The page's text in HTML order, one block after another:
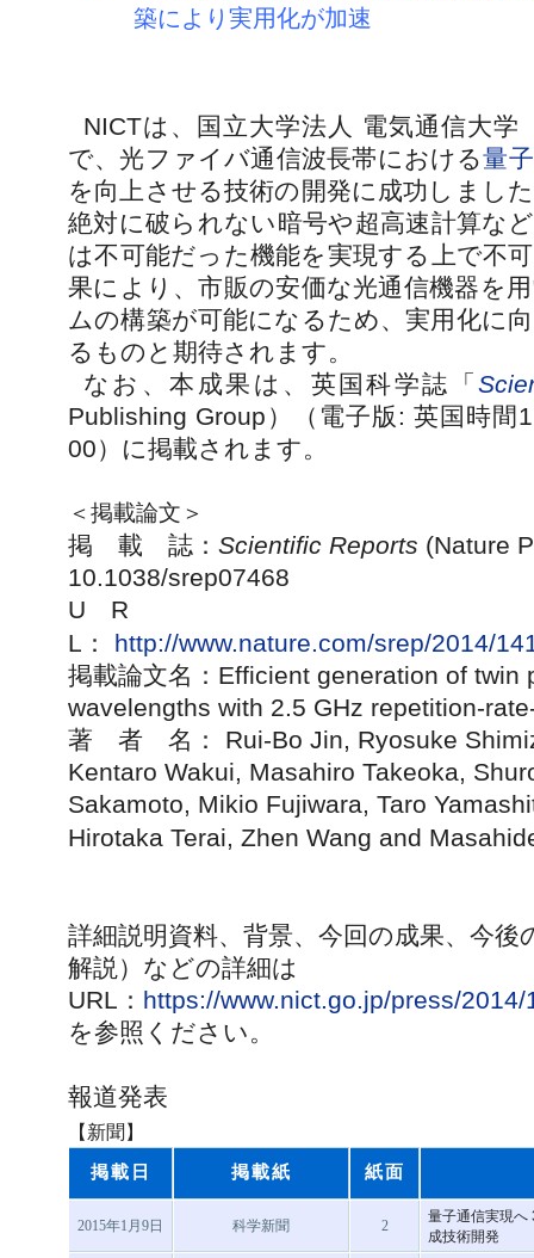
築により実用化が加速
NICTは、国立大学法人 電気通信大学
で、光ファイバ通信波長帯における量
を向上させる技術の開発に成功しまし
絶対に破られない暗号や超高速計算な
は不可能だった機能を実現する上で不
果により、市販の安価な光通信機器を
ムの構築が可能になるため、実用化に
るものと期待されます。
なお、本成果は、英国科学誌「
Publishing Group）（電子版: 英国時間
00）に掲載されます。
＜掲載論文＞
掲 載 誌： Scientific Reports (Nature
10.1038/srep07468
U R
L：
http://www.nature.com/srep/2014/
掲載論文名：Efficient generation of twin
wavelengths with 2.5 GHz repetition-
著 者 名： Rui-Bo Jin, Ryosuke
Kentaro Wakui, Masahiro Takeoka,
Sakamoto, Mikio Fujiwara, Taro
Hirotaka Terai, Zhen Wang and
詳細説明資料、背景、今回の成果、今後
解説）などの詳細は
URL： https://www.nict.go.jp/press/
を参照ください。
報道発表
【新聞】
掲載日 掲載紙 紙面
2015年1月9日 科学新聞 2
量子通信実現へ
成技術開発